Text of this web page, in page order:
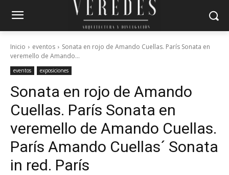
Inicio eventos
Sonata en rojo de Amando Cuellas. París Sonata en
veremello de Amando...
eventos exposiciones
Sonata en rojo de Amando
Cuellas. París Sonata en
veremello de Amando Cuellas.
París Amando Cuellas´ Sonata
in red. París